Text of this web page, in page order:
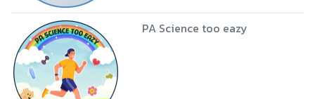
PA Science too eazy